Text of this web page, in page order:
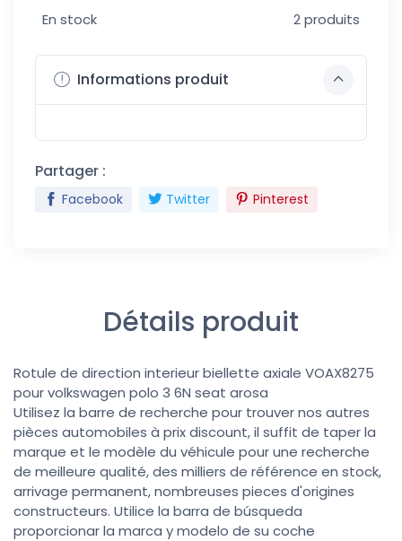
En stock 2 produits
Informations produit
Partager :
Facebook Twitter Pinterest
Détails produit
Rotule de direction interieur biellette axiale VOAX8275
pour volkswagen polo 3 6N seat arosa
Utilisez la barre de recherche pour trouver nos autres
pièces automobiles à prix discount, il suffit de taper la
marque et le modèle du véhicule pour une recherche
de meilleure qualité, des milliers de référence en stock,
arrivage permanent, nombreuses pieces d'origines
constructeurs. Utilice la barra de búsqueda
proporcionar la marca y modelo de su coche